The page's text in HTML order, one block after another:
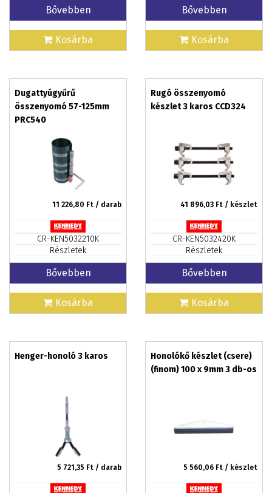
Bővebben
Kosárba
Bővebben
Kosárba
Dugattyúgyűrű
összenyomó 57-125mm
PRC540
11 226,80 Ft / darab
CR-KEN5032210K
Részletek
Bővebben
Kosárba
Rugó összenyomó
készlet 3 karos CCD324
41 896,03 Ft / készlet
CR-KEN5032420K
Részletek
Bővebben
Kosárba
Henger-honoló 3 karos
5 721,35 Ft / darab
Honolókő készlet (csere)
(finom) 100 x 9mm 3 db-os
5 560,06 Ft / készlet